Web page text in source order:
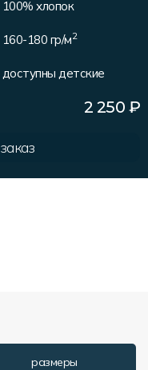
100% хлопок
160-180 гр/м2
доступны детские
2 250 ₽
размеры